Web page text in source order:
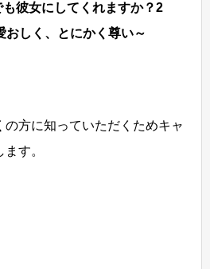
彼女にしてくれますか？2
おしく、とにかく尊い～
の方に知っていただくためキャ
す。